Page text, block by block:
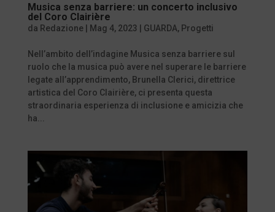
Musica senza barriere: un concerto inclusivo
del Coro Clairière
da Redazione| Mag 4, 2023 | GUARDA, Progetti
Nell’ambito dell’indagine Musica senza barriere sul
ruolo che la musica può avere nel superare le barriere
legate all’apprendimento, Brunella Clerici, direttrice
artistica del Coro Clairière, ci presenta questa
straordinaria esperienza di inclusione e amicizia che
ha...